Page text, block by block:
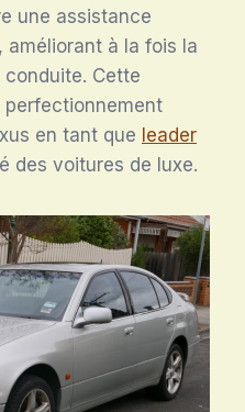
une assistance
à la fois la
Cette
en tant que leader
des voitures de luxe.